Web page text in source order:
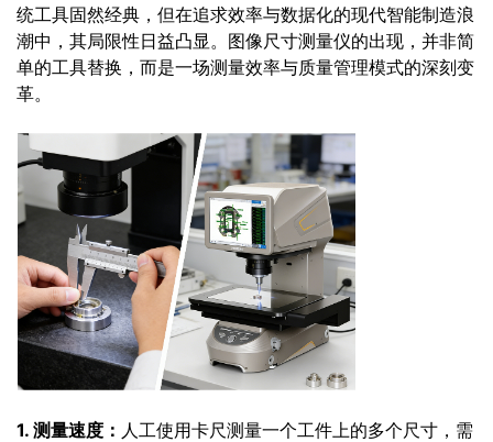
统工具固然经典，但在追求效率与数据化的现代智能制造浪
潮中，其局限性日益凸显。图像尺寸测量仪的出现，并非简
单的工具替换，而是一场测量效率与质量管理模式的深刻变
革。
1. 测量速度： 人工使用卡尺测量一个工件上的多个尺寸，需